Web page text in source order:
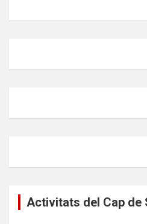
Activitats del Cap de